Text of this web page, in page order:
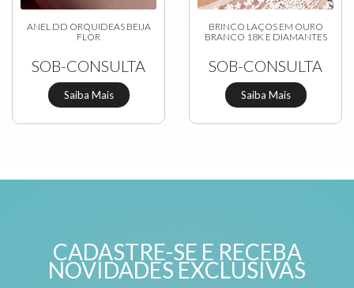
ANEL DD ORQUIDEAS BEIJA
FLOR
SOB-CONSULTA
Saiba Mais
BRINCO LAÇOS EM OURO
BRANCO 18K E DIAMANTES
SOB-CONSULTA
Saiba Mais
CADASTRE-SE E RECEBA
NOVIDADES EXCLUSIVAS